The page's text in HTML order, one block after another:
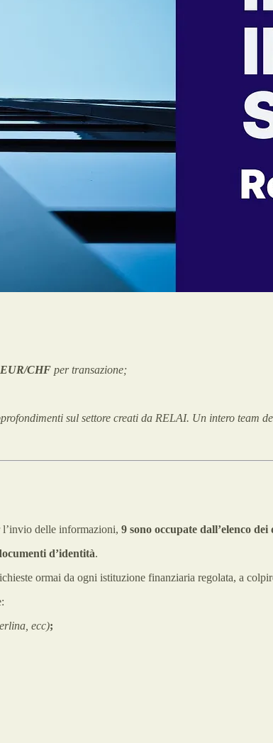
EUR/CHF per transazione;
sul settore creati da RELAI. Un intero team
l’invio delle informazioni, 9 sono occupate dall’elenco
d’identità.
ormai da ogni istituzione finanziaria regolata, a
ecc);